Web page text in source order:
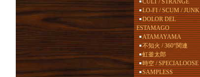
CULT / STRANGE
LO-FI / SCUM / JUNK
DOLOR DEL
ESTAMAGO
ATAMAYAMA
不知火 / 360°関連
虹釜太郎
時空 / SPECIALOOSE
SAMPLESS